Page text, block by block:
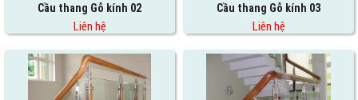
Cầu thang Gỗ kính 02
Liên hệ
Cầu thang Gỗ kính 03
Liên hệ